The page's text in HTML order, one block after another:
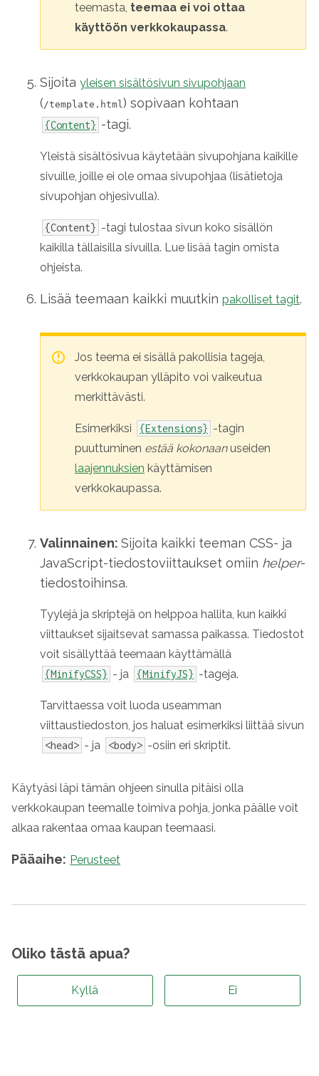
teemasta, teemaa ei voi ottaa
käyttöön verkkokaupassa.
Sijoita yleisen sisältösivun sivupohjaan
(/template.html) sopivaan kohtaan
{Content} -tagi.
Yleistä sisältösivua käytetään sivupohjana kaikille
sivuille, joille ei ole omaa sivupohjaa (lisätietoja
sivupohjan ohjesivulla).
{Content} -tagi tulostaa sivun koko sisällön
kaikilla tällaisilla sivuilla. Lue lisää tagin omista
ohjeista.
Lisää teemaan kaikki muutkin pakolliset tagit.
Jos teema ei sisällä pakollisia tageja,
verkkokaupan ylläpito voi vaikeutua
merkittävästi.
Esimerkiksi {Extensions} -tagin
puuttuminen estää kokonaanuseiden
laajennuksien käyttämisen
verkkokaupassa.
Valinnainen: Sijoita kaikki teeman CSS- ja
JavaScript-tiedostoviittaukset omiin helper-
tiedostoihinsa.
Tyylejä ja skriptejä on helppoa hallita, kun kaikki
viittaukset sijaitsevat samassa paikassa. Tiedostot
voit sisällyttää teemaan käyttämällä
{MinifyCSS} - ja {MinifyJS} -tageja.
Tarvittaessa voit luoda useamman
viittaustiedoston, jos haluat esimerkiksi liittää sivun
<head> - ja <body> -osiin eri skriptit.
Käytyäsi läpi tämän ohjeen sinulla pitäisi olla
verkkokaupan teemalle toimiva pohja, jonka päälle voit
alkaa rakentaa omaa kaupan teemaasi.
Pääaihe: Perusteet
Oliko tästä apua?
Kyllä Ei